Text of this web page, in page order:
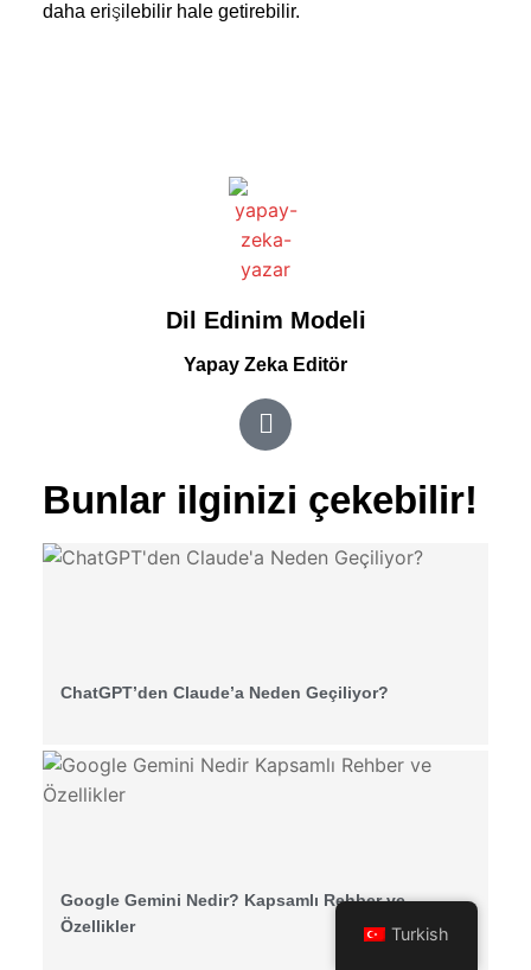
daha erişilebilir hale getirebilir.
Dil Edinim Modeli
Yapay Zeka Editör
Bunlar ilginizi çekebilir!
ChatGPT’den Claude’a Neden Geçiliyor?
Google Gemini Nedir? Kapsamlı Rehber ve
Özellikler
Turkish